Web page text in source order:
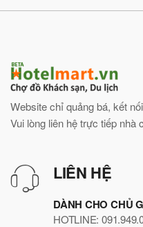
Website chỉ quảng bá, kết
Vui lòng liên hệ trực tiếp nhà
LIÊN HỆ
DÀNH CHO CHỦ
HOTLINE: